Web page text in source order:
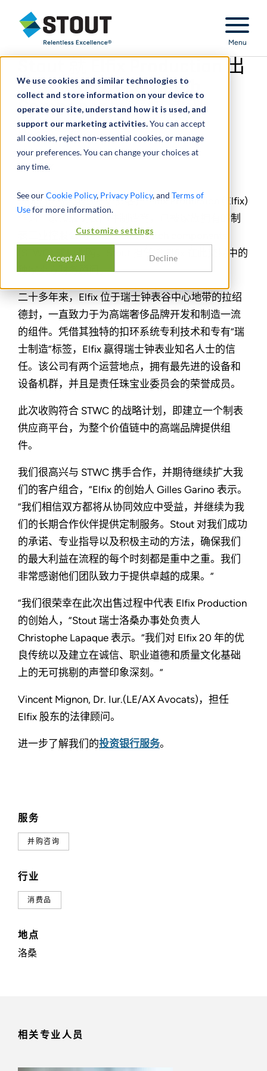
We use cookies and similar technologies to
collect and store information on your device to
operate our site, understand how it is used, and
support our marketing activities.You can accept
all cookies, reject non-essential cookies, or manage
your preferences. You can change your choices at
any time.
See ourCookie Policy, Privacy Policy, and Terms of
Usefor more information.
Customize settings
Accept All Decline
Stout Relentless Excellence
Menu
服务
并购咨询
行业
消费品
地点
洛桑
Stout 就 Elfix Production 出
售给 SwissTech Watch
Components 提供建议
March 27, 2023
分享
Stout 很高兴地宣布，其客户 Elfix Production (Elfix)
作为一家顶级制表部件制造商，已被家族拥有的制
表工业控股公司 SwissTech Watch components
(STWC) 成功收购。Stout 担任将 Elfix 在此交易中的
独家卖方财务顾问。
二十多年来，Elfix 位于瑞士钟表谷中心地带的拉绍
德封，一直致力于为高端奢侈品牌开发和制造一流
的组件。凭借其独特的扣环系统专利技术和专有“瑞
士制造”标签，Elfix 赢得瑞士钟表业知名人士的信
任。该公司有两个运营地点，拥有最先进的设备和
设备机群，并且是责任珠宝业委员会的荣誉成员。
此次收购符合 STWC 的战略计划，即建立一个制表
供应商平台，为整个价值链中的高端品牌提供组
件。
我们很高兴与 STWC 携手合作，并期待继续扩大我
们的客户组合，”Elfix 的创始人 Gilles Garino 表示。
“我们相信双方都将从协同效应中受益，并继续为我
们的长期合作伙伴提供定制服务。Stout 对我们成功
的承诺、专业指导以及积极主动的方法，确保我们
的最大利益在流程的每个时刻都是重中之重。我们
非常感谢他们团队致力于提供卓越的成果。”
“我们很荣幸在此次出售过程中代表 Elfix Production
的创始人，”Stout 瑞士洛桑办事处负责人
Christophe Lapaque 表示。“我们对 Elfix 20 年的优
良传统以及建立在诚信、职业道德和质量文化基础
上的无可挑剔的声誉印象深刻。”
Vincent Mignon, Dr. Iur.(LE/AX Avocats)，担任
Elfix 股东的法律顾问。
进一步了解我们的投资银行服务。
相关专业人员